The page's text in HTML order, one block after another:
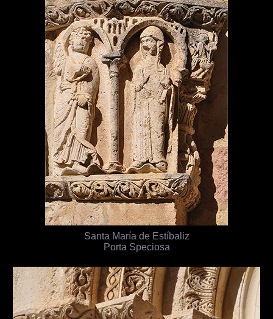
Santa María de Estíbaliz
Porta Speciosa